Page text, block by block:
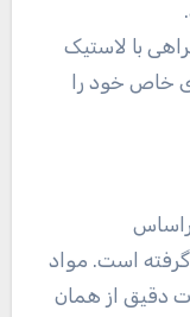
همراهی با لاستیک
خاص خود را
است. مواد
دقیق از همان